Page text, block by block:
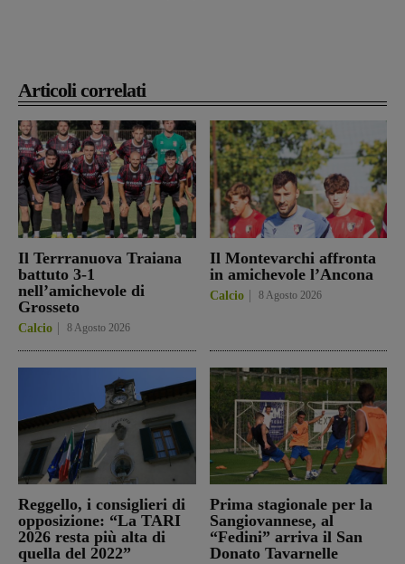
Articoli correlati
Il Terrranuova Traiana
battuto 3-1
nell’amichevole di
Grosseto
Calcio 8 Agosto 2026
Il Montevarchi affronta
in amichevole l’Ancona
Calcio 8 Agosto 2026
Reggello, i consiglieri di
opposizione: “La TARI
2026 resta più alta di
quella del 2022”
Prima stagionale per la
Sangiovannese, al
“Fedini” arriva il San
Donato Tavarnelle